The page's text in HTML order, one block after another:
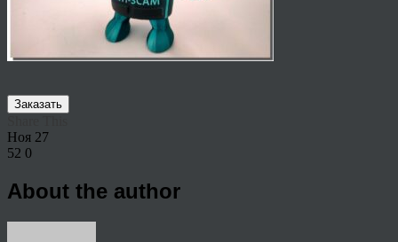
Заказать
Ноя 27
52 0
About the author